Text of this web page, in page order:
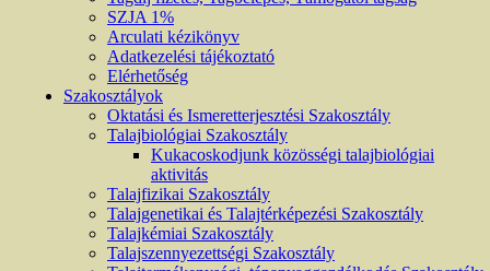
SZJA 1%
Arculati kézikönyv
Adatkezelési tájékoztató
Elérhetőség
Szakosztályok
Oktatási és Ismeretterjesztési Szakosztály
Talajbiológiai Szakosztály
Kukacoskodjunk közösségi talajbiológiai
aktivitás
Talajfizikai Szakosztály
Talajgenetikai és Talajtérképezési Szakosztály
Talajkémiai Szakosztály
Talajszennyezettségi Szakosztály